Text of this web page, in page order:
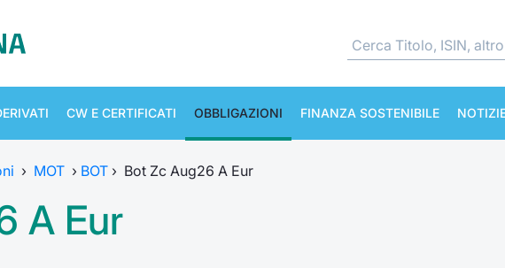
CW E CERTIFICATI OBBLIGAZIONI FINANZA SOSTENIBILE
› MOT › BOT › Bot Zc Aug26 A Eur
A Eur